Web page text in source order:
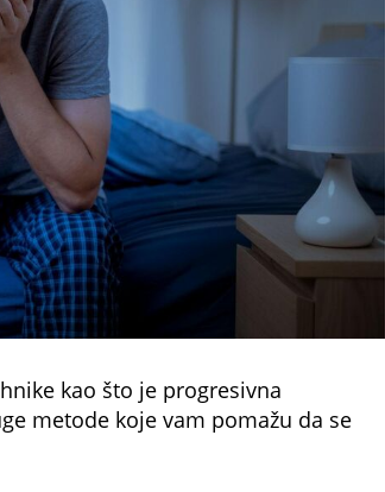
kao što je progresivna
metode koje vam pomažu da se